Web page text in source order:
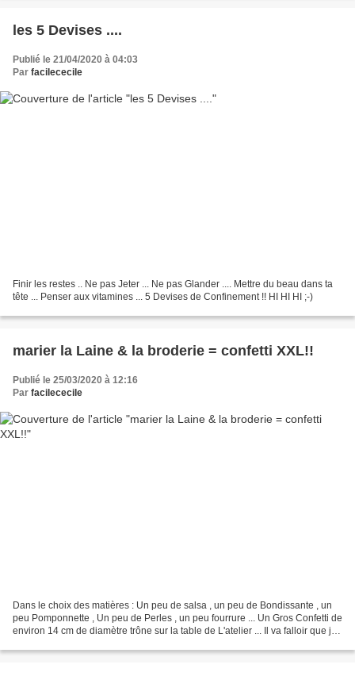
les 5 Devises ....
Publié le 21/04/2020 à 04:03
Par facilececile
Finir les restes .. Ne pas Jeter ... Ne pas Glander .... Mettre du beau dans ta
tête ... Penser aux vitamines ... 5 Devises de Confinement !! HI HI HI ;-)
marier la Laine & la broderie = confetti XXL!!
Publié le 25/03/2020 à 12:16
Par facilececile
Dans le choix des matières : Un peu de salsa , un peu de Bondissante , un
peu Pomponnette , Un peu de Perles , un peu fourrure ... Un Gros Confetti de
environ 14 cm de diamètre trône sur la table de L'atelier ... Il va falloir que je